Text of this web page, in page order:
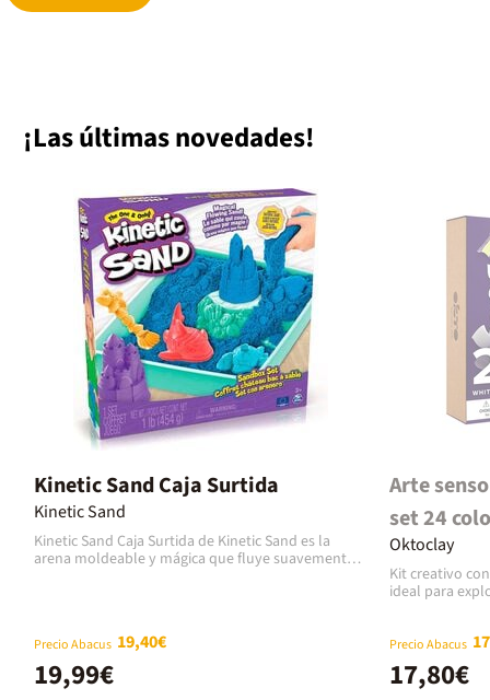
¡Las últimas novedades!
Kinetic Sand Caja Surtida
Kinetic Sand
Kinetic Sand Caja Surtida de Kinetic Sand es la
arena moldeable y mágica que fluye suavemente
diversión está garantizada una y otra vez. El
surtido incluye arena de varios colores y una caja
que sirve de arenero, ideal para crear sin
Precio Abacus 19,40€
19,99€
Arte
set 24
Oktoclay
Kit creativo
ideal para
artistas la
durarán y
su fórmula
Precio Abacus
17,80€